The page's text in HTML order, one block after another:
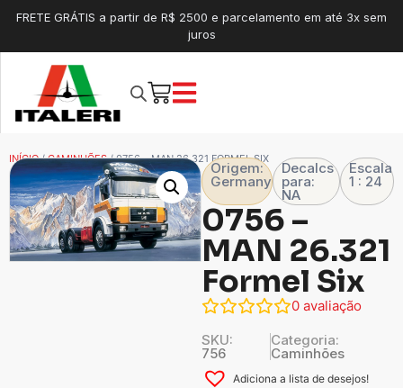
FRETE GRÁTIS a partir de R$ 2500 e parcelamento em até 3x sem
juros
INÍCIO/CAMINHÕES/ 0756 – MAN 26.321 FORMEL SIX
Origem:
Germany
Decalcs
para:
NA
Escala
1 : 24
0756 –
MAN 26.321
Formel Six
0 avaliação
SKU:
756
Categoria:
Caminhões
Adiciona a lista de desejos!